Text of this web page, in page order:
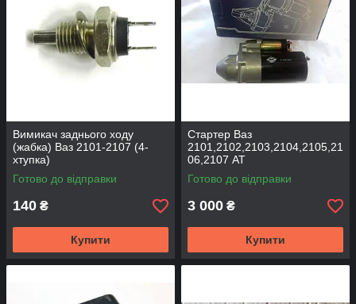
Вимикач заднього ходу
(жабка) Ваз 2101-2107 (4-
хтупка)
Готово до відправки
140 ₴
Купити
Стартер Ваз
2101,2102,2103,2104,2105,21
06,2107 АТ
Готово до відправки
3 000 ₴
Купити